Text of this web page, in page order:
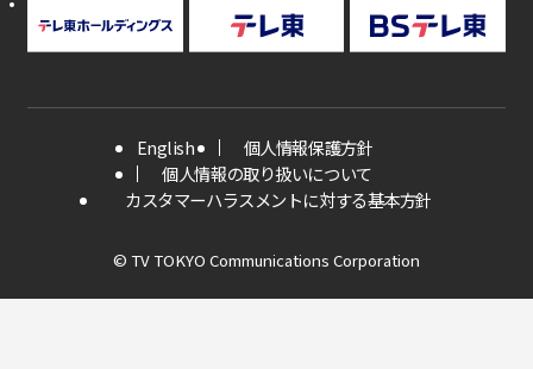
English
個人情報保護方針
個人情報の取り扱いについて
カスタマーハラスメントに対する基本方針
© TV TOKYO Communications Corporation